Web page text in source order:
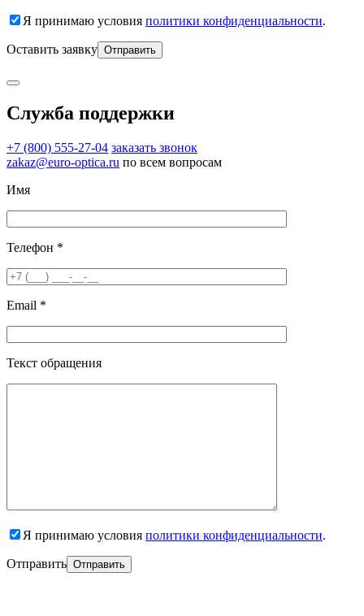
Я принимаю условия политики конфиденциальности.
Оставить заявку
Служба поддержки
+7 (800) 555-27-04 заказать звонок
zakaz@euro-optica.ru по всем вопросам
Имя
Телефон *
Email *
Текст обращения
Я принимаю условия политики конфиденциальности.
Отправить